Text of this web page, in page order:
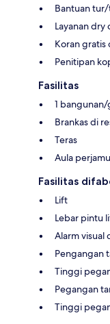
Bantuan
Layanan
Koran gratis
Penitipan
Fasilitas
1
Brankas di
Teras
Aula
Fasilitas
Lift
Lebar pintu
Alarm visual
Pengangan
Tinggi
Pegangan
Tinggi